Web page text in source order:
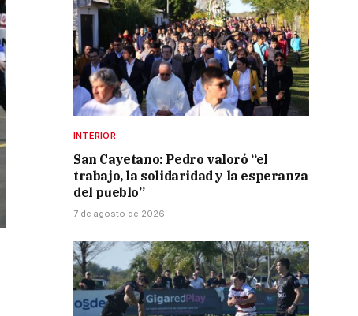
INTERIOR
San Cayetano: Pedro valoró “el
trabajo, la solidaridad y la esperanza
del pueblo”
7 de agosto de 2026